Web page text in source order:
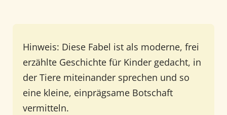
Hinweis: Diese Fabel ist als moderne, frei
erzählte Geschichte für Kinder gedacht, in
der Tiere miteinander sprechen und so
eine kleine, einprägsame Botschaft
vermitteln.